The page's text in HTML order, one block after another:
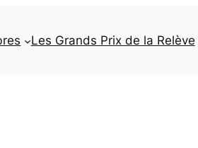
Les Grands Prix de la Relève